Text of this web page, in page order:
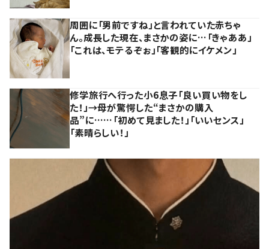
周囲に「男前ですね」と言われていた赤ちゃ
ん。成長した現在、まさかの姿に…「きゃああ」
「これは、モテるぞぉ」「客観的にイケメン」
修学旅行へ行った小6息子「良い買い物をし
た！」→母が驚愕した“まさかの購入
品”に……「初めて見ました！」「いいセンス」
「素晴らしい！」